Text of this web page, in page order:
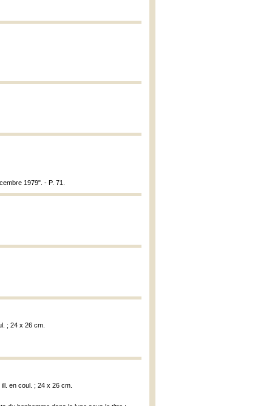
1979". - P. 71.
; 24 x 26 cm.
en coul. ; 24 x 26 cm.